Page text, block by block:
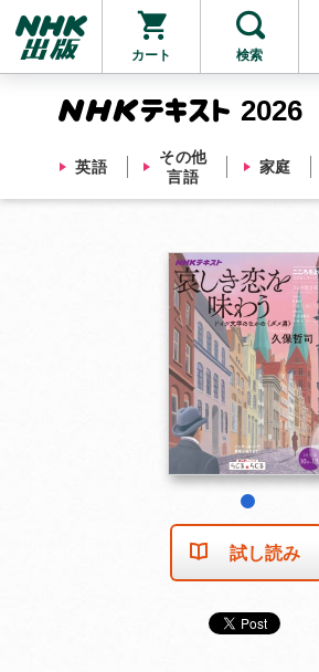
カート 検索
2026
英語
その他
言語
家庭
他にも商品を買う
試し読み